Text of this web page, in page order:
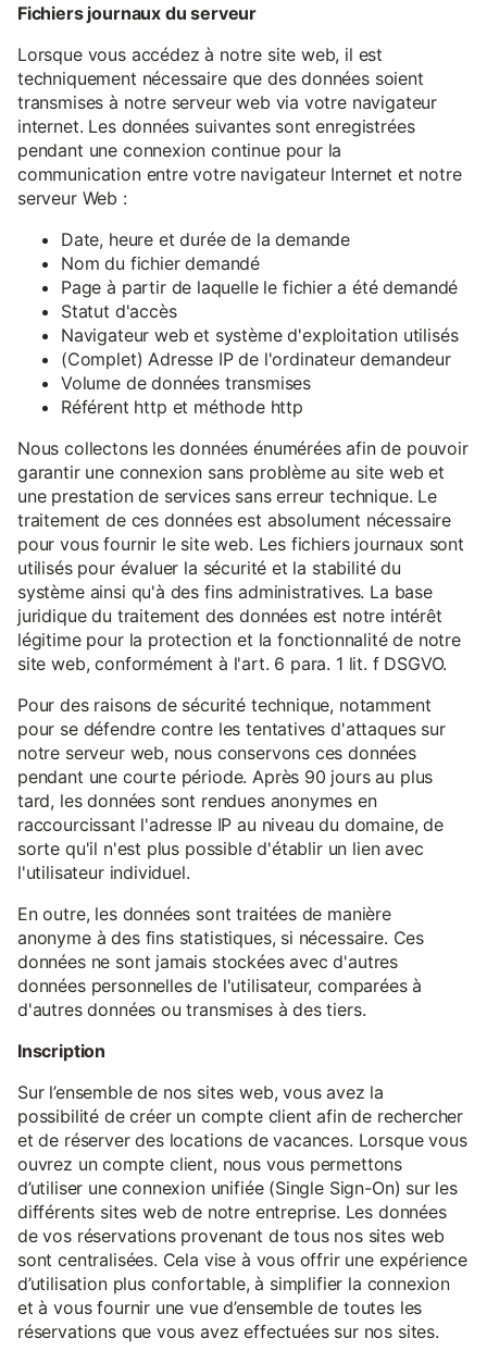
Fichiers journaux du serveur
Lorsque vous accédez à notre site web, il est
techniquement nécessaire que des données soient
transmises à notre serveur web via votre navigateur
internet. Les données suivantes sont enregistrées
pendant une connexion continue pour la
communication entre votre navigateur Internet et notre
serveur Web :
Date, heure et durée de la demande
Nom du fichier demandé
Page à partir de laquelle le fichier a été demandé
Statut d'accès
Navigateur web et système d'exploitation utilisés
(Complet) Adresse IP de l'ordinateur demandeur
Volume de données transmises
Référent http et méthode http
Nous collectons les données énumérées afin de pouvoir
garantir une connexion sans problème au site web et
une prestation de services sans erreur technique. Le
traitement de ces données est absolument nécessaire
pour vous fournir le site web. Les fichiers journaux sont
utilisés pour évaluer la sécurité et la stabilité du
système ainsi qu'à des fins administratives. La base
juridique du traitement des données est notre intérêt
légitime pour la protection et la fonctionnalité de notre
site web, conformément à l'art. 6 para. 1 lit. f DSGVO.
Pour des raisons de sécurité technique, notamment
pour se défendre contre les tentatives d'attaques sur
notre serveur web, nous conservons ces données
pendant une courte période. Après 90 jours au plus
tard, les données sont rendues anonymes en
raccourcissant l'adresse IP au niveau du domaine, de
sorte qu'il n'est plus possible d'établir un lien avec
l'utilisateur individuel.
En outre, les données sont traitées de manière
anonyme à des fins statistiques, si nécessaire. Ces
données ne sont jamais stockées avec d'autres
données personnelles de l'utilisateur, comparées à
d'autres données ou transmises à des tiers.
Inscription
Sur l’ensemble de nos sites web, vous avez la
possibilité de créer un compte client afin de rechercher
et de réserver des locations de vacances. Lorsque vous
ouvrez un compte client, nous vous permettons
d’utiliser une connexion unifiée (Single Sign-On) sur les
différents sites web de notre entreprise. Les données
de vos réservations provenant de tous nos sites web
sont centralisées. Cela vise à vous offrir une expérience
d’utilisation plus confortable, à simplifier la connexion
et à vous fournir une vue d’ensemble de toutes les
réservations que vous avez effectuées sur nos sites.